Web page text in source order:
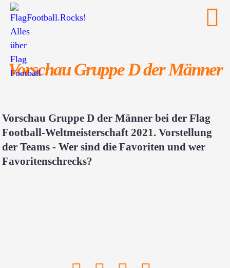
Vorschau Gruppe D der Männer
Vorschau Gruppe D der Männer bei der Flag
Football-Weltmeisterschaft 2021. Vorstellung
der Teams - Wer sind die Favoriten und wer
Favoritenschrecks?